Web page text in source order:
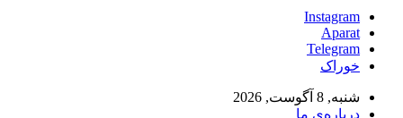
Instagram
Aparat
Telegram
خوراک
شنبه, 8 آگوست, 2026
درباره‌ی ما